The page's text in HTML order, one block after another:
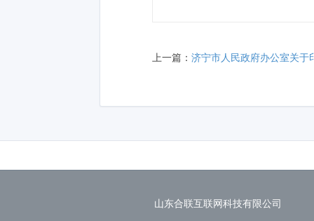
上一篇： 济宁市人民政府办公室关于印发
山东合联互联网科技有限公司